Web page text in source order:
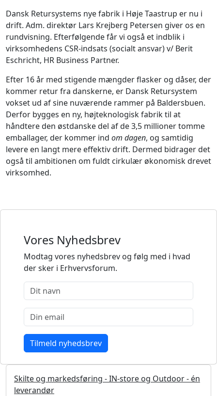
Dansk Retursystems nye fabrik i Høje Taastrup er nu i
drift. Adm. direktør Lars Krejberg Petersen giver os en
rundvisning. Efterfølgende får vi også et indblik i
virksomhedens CSR-indsats (socialt ansvar) v/ Berit
Eschricht, HR Business Partner.
Efter 16 år med stigende mængder flasker og dåser, der
kommer retur fra danskerne, er Dansk Retursystem
vokset ud af sine nuværende rammer på Baldersbuen.
Derfor bygges en ny, højteknologisk fabrik til at
håndtere den østdanske del af de 3,5 millioner tomme
emballager, der kommer ind om dagen, og samtidig
levere en langt mere effektiv drift. Dermed bidrager det
også til ambitionen om fuldt cirkulær økonomisk drevet
virksomhed.
Vores Nyhedsbrev
Modtag vores nyhedsbrev og følg med i hvad
der sker i Erhvervsforum.
Skilte og markedsføring - IN-store og Outdoor - én
leverandør